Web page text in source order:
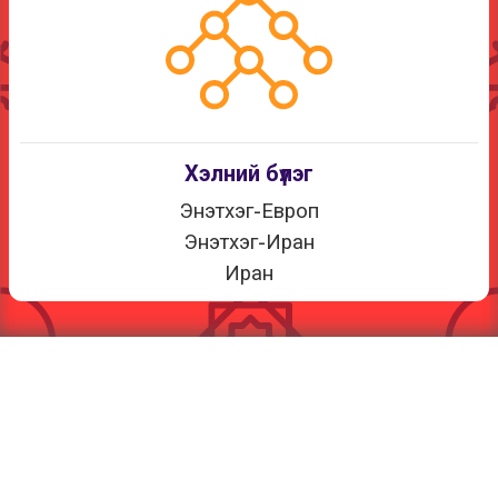
Хэлний бүлэг
Энэтхэг-Европ
Энэтхэг-Иран
Иран